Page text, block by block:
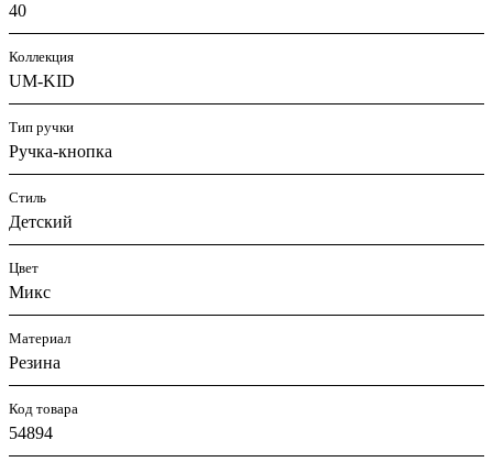
40
Коллекция
UM-KID
Тип ручки
Ручка-кнопка
Стиль
Детский
Цвет
Микс
Материал
Резина
Код товара
54894